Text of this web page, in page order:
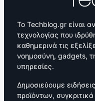
Το Techblog.gr είναι
τεχνολογίας που
καθημερινά τις
νοημοσύνη, gadgets,
υπηρεσίες.
Δημοσιεύουμε
προϊόντων,